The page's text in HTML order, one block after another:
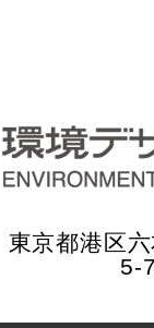
京都港区
5-